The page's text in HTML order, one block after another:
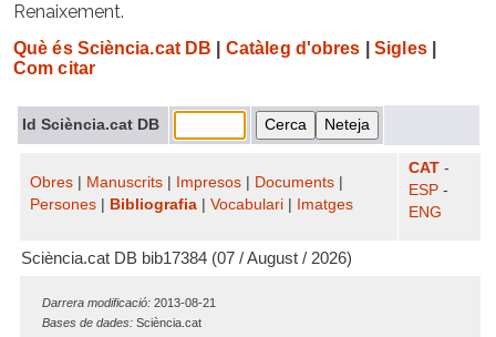
Renaixement.
Què és Sciència.cat DB Catàleg d'obres Sigles|
Com citar
Id Sciència.cat DB
Obres Manuscrits Impresos Documents
Persones
Bibliografia Vocabulari Imatges
CAT -
ESP -
ENG
Sciència.cat DB bib17384 (07 / August / 2026)
Darrera modificació: 2013-08-21
Bases de dades: Sciència.cat